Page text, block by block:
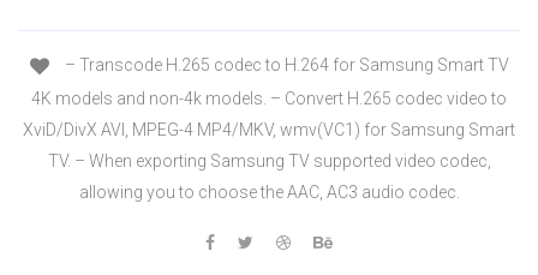
– Transcode H.265 codec to H.264 for Samsung Smart TV
4K models and non-4k models. – Convert H.265 codec video to
XviD/DivX AVI, MPEG-4 MP4/MKV, wmv(VC1) for Samsung Smart
TV. – When exporting Samsung TV supported video codec,
allowing you to choose the AAC, AC3 audio codec.